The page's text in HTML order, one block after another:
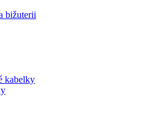
bižuterii
kabelky